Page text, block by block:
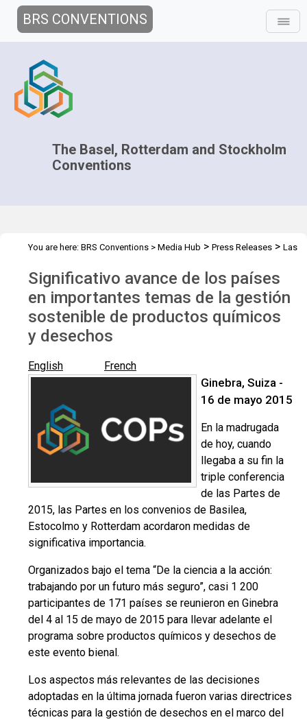
BRS CONVENTIONS
The Basel, Rotterdam and Stockholm
Conventions
You are here: BRS Conventions > Media Hub > Press Releases > Las
Significativo avance de los países
en importantes temas de la gestión
sostenible de productos químicos
y desechos
English French
Ginebra, Suiza -
16 de mayo 2015
En la madrugada
de hoy, cuando
llegaba a su fin la
triple conferencia
de las Partes de
2015, las Partes en los convenios de Basilea,
Estocolmo y Rotterdam acordaron medidas de
significativa importancia.
Organizados bajo el tema “De la ciencia a la acción:
trabajando por un futuro más seguro”, casi 1 200
participantes de 171 países se reunieron en Ginebra
del 4 al 15 de mayo de 2015 para llevar adelante el
programa sobre productos químicos y desechos de
este evento bienal.
Los aspectos más relevantes de las decisiones
adoptadas en la última jornada fueron varias directrices
técnicas para la gestión de desechos en el marco del